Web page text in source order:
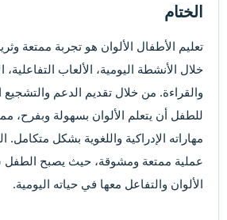
الختام​
تعليم الأطفال الألوان هو تجربة ممتعة
خلال الأنشطة اليومية، الألعاب التفاعلية،
والقراءة. من خلال تقديم الدعم
للطفل أن يتعلم الألوان بسهولة وبفرح،
مهاراته الإدراكية واللغوية بشكل متكامل.
عملية ممتعة ومشوقة، حيث يصبح الطفل
الألوان والتفاعل معها في حياته اليومية.